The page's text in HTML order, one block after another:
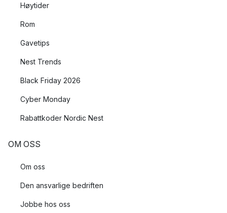
Høytider
Rom
Gavetips
Nest Trends
Black Friday 2026
Cyber Monday
Rabattkoder Nordic Nest
OM OSS
Om oss
Den ansvarlige bedriften
Jobbe hos oss